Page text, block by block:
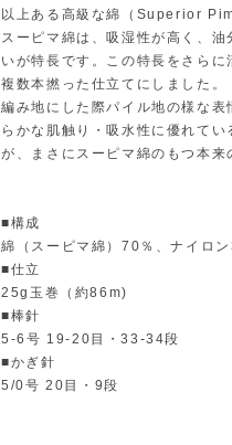
以上ある高級な綿（Superior
スーピマ綿は、吸湿性が高く、
いが特長です。この特長をさら
複数本撚った仕立てにしました。
編み地にした際パイル地の様な
らかな肌触り・吸水性に優れて
が、まさにスーピマ綿のもつ本来
■構成
綿（スーピマ綿）70％、ナイロン
■仕立
25g玉巻（約86m)
■棒針
5-6号 19-20目・33-34段
■かぎ針
5/0号 20目・9段